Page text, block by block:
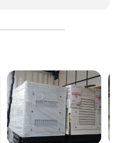
Дизельный